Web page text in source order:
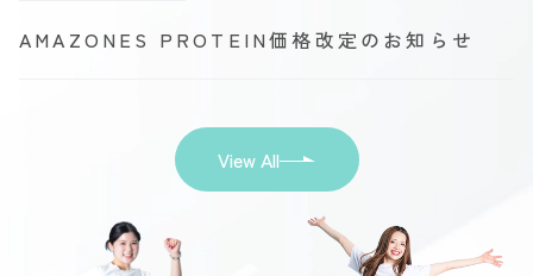
AMAZONES PROTEIN価格改定のお知らせ
View All